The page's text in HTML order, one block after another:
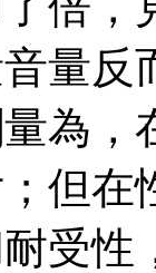
量
為
但在
受性